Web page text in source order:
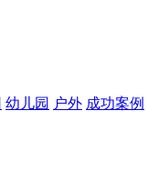
幼儿园 户外 成功案例